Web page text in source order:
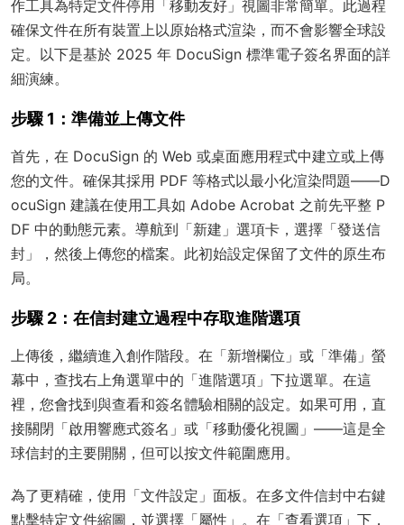
作工具為特定文件停用「移動友好」視圖非常簡單。此過程
確保文件在所有裝置上以原始格式渲染，而不會影響全球設
定。以下是基於 2025 年 DocuSign 標準電子簽名界面的詳
細演練。
步驟 1：準備並上傳文件
首先，在 DocuSign 的 Web 或桌面應用程式中建立或上傳
您的文件。確保其採用 PDF 等格式以最小化渲染問題——D
ocuSign 建議在使用工具如 Adobe Acrobat 之前先平整 P
DF 中的動態元素。導航到「新建」選項卡，選擇「發送信
封」，然後上傳您的檔案。此初始設定保留了文件的原生布
局。
步驟 2：在信封建立過程中存取進階選項
上傳後，繼續進入創作階段。在「新增欄位」或「準備」螢
幕中，查找右上角選單中的「進階選項」下拉選單。在這
裡，您會找到與查看和簽名體驗相關的設定。如果可用，直
接關閉「啟用響應式簽名」或「移動優化視圖」——這是全
球信封的主要開關，但可以按文件範圍應用。
為了更精確，使用「文件設定」面板。在多文件信封中右鍵
點擊特定文件縮圖，並選擇「屬性」。在「查看選項」下，